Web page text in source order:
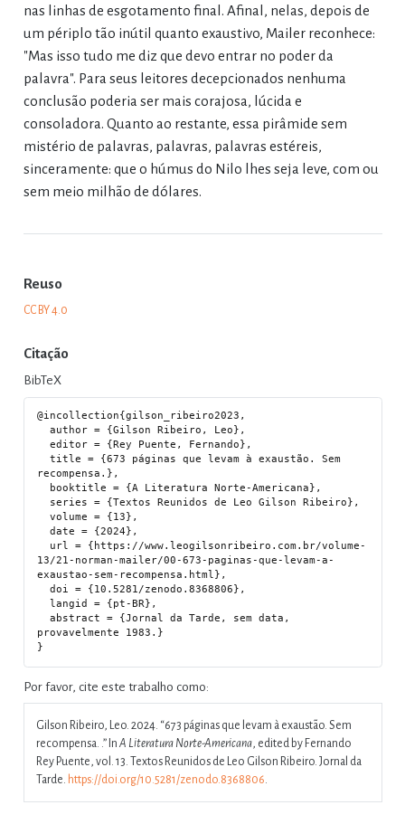
nas linhas de esgotamento final. Afinal, nelas, depois de
um périplo tão inútil quanto exaustivo, Mailer reconhece:
"Mas isso tudo me diz que devo entrar no poder da
palavra". Para seus leitores decepcionados nenhuma
conclusão poderia ser mais corajosa, lúcida e
consoladora. Quanto ao restante, essa pirâmide sem
mistério de palavras, palavras, palavras estéreis,
sinceramente: que o húmus do Nilo lhes seja leve, com ou
sem meio milhão de dólares.
Reuso
CC BY 4.0
Citação
BibTeX
@incollection{gilson_ribeiro2023,
  author = {Gilson Ribeiro, Leo},
  editor = {Rey Puente, Fernando},
  title = {673 páginas que levam à exaustão. Sem
recompensa.},
  volume = {13},
  date = {2024},
13/21-norman-mailer/00-673-paginas-que-levam-a-
exaustao-sem-recompensa.html},
  doi = {10.5281/zenodo.8368806},
  abstract = {Jornal da Tarde, sem data,
provavelmente 1983.}
Por favor, cite este trabalho como:
Gilson Ribeiro, Leo. 2024. “673 páginas que levam à exaustão. Sem
recompensa. .” InA Literatura Norte-Americana, edited by Fernando
Rey Puente, vol. 13. Textos Reunidos de Leo Gilson Ribeiro. Jornal da
Tarde. https://doi.org/10.5281/zenodo.8368806